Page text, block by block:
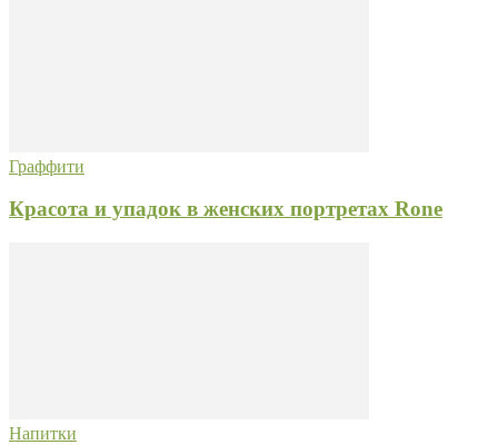
Граффити
Красота и упадок в женских портретах Rone
Напитки